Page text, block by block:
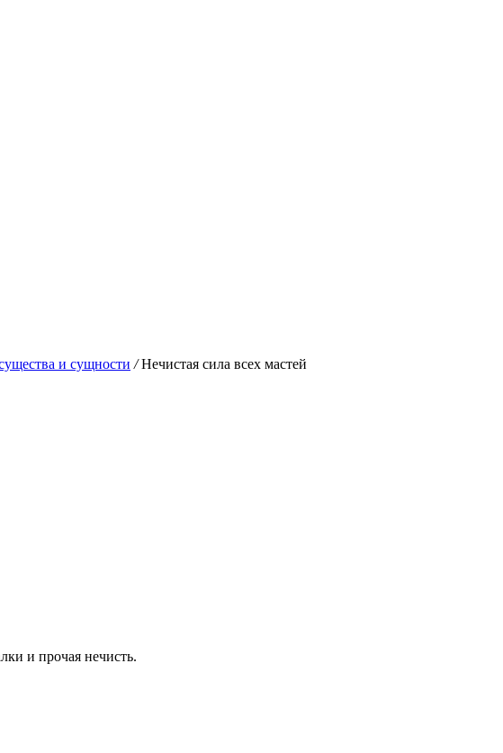
и сущности / Нечистая сила всех мастей
и прочая нечисть.